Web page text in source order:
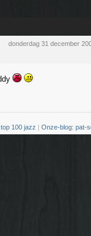
donderdag 31 december
top 100 jazz | Onze-blog: pat-